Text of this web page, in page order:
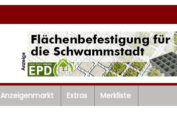
Anzeigenmarkt Extras
Merkliste